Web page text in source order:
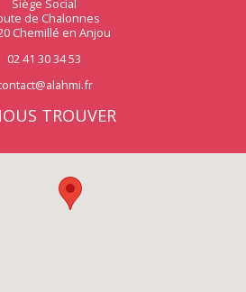
Siège Social
de Chalonnes
Chemillé en Anjou
02 41 30 34 53
TROUVER